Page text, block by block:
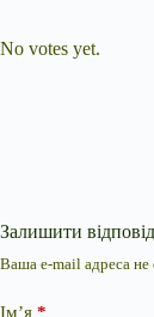
No votes yet.
Залишити
Ваша e-mail адреса не
Ім’я *